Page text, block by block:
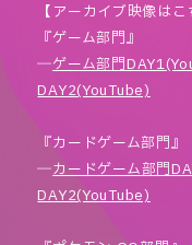
【アーカイブ映像はこ
『ゲーム部門』
―ゲーム部門
DAY2(YouTube)
『カードゲーム部門』
―カードゲーム部門
DAY2(YouTube)